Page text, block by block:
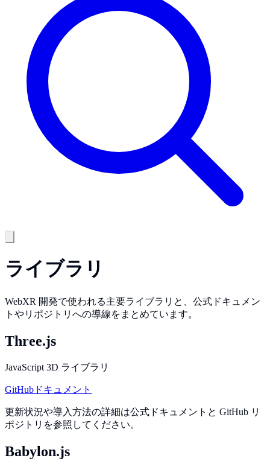
ライブラリ
WebXR 開発で使われる主要ライブラリと、公式ドキュメン
トやリポジトリへの導線をまとめています。
Three.js
JavaScript 3D ライブラリ
GitHub ドキュメント
更新状況や導入方法の詳細は公式ドキュメントと GitHub リ
ポジトリを参照してください。
Babylon.js